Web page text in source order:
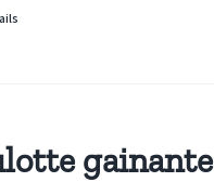
gainante